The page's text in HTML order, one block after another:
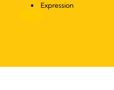
Expression